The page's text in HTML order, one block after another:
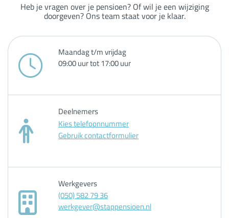
Heb je vragen over je pensioen? Of wil je een wijziging
doorgeven? Ons team staat voor je klaar.
Maandag t/m vrijdag
09:00 uur tot 17:00 uur
Deelnemers
Kies telefoonnummer
Gebruik contactformulier
Werkgevers
(050) 582 79 36
werkgever@stappensioen.nl